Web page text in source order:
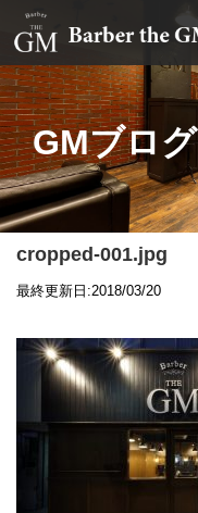
大阪・本町｜大人の散髪屋
GMブログ
cropped-001.jpg
最終更新日:2018/03/20